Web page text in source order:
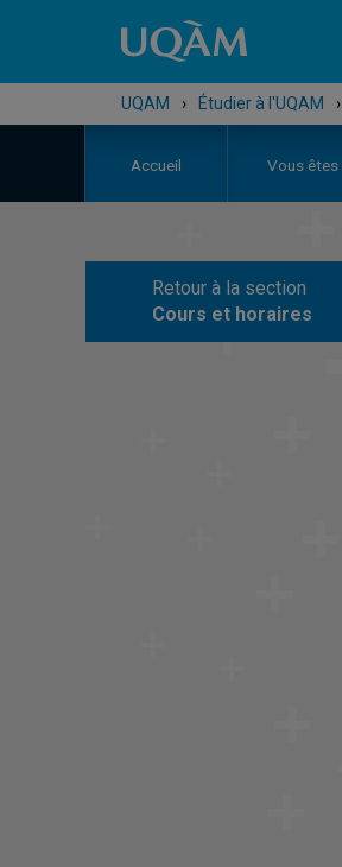
UQAM › Étudier à l'UQAM ›
Accueil Vous êtes
Retour à la section
Cours et horaires